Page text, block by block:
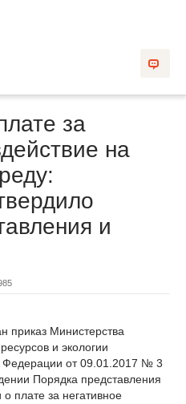
за
на
и
приказ Министерства
и экологии
Федерации от 09.01.2017 № 3
Порядка представления
о плате за негативное